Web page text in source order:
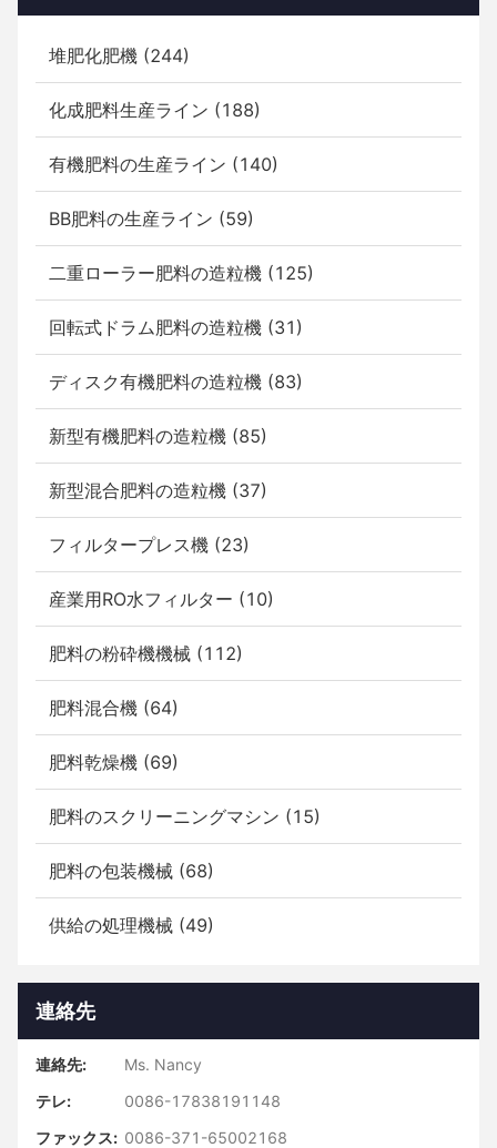
堆肥化肥機 (244)
化成肥料生産ライン (188)
有機肥料の生産ライン (140)
BB肥料の生産ライン (59)
二重ローラー肥料の造粒機 (125)
回転式ドラム肥料の造粒機 (31)
ディスク有機肥料の造粒機 (83)
新型有機肥料の造粒機 (85)
新型混合肥料の造粒機 (37)
フィルタープレス機 (23)
産業用RO水フィルター (10)
肥料の粉砕機機械 (112)
肥料混合機 (64)
肥料乾燥機 (69)
肥料のスクリーニングマシン (15)
肥料の包装機械 (68)
供給の処理機械 (49)
連絡先
連絡先:
Ms. Nancy
テレ:
0086-17838191148
ファックス: 0086-371-65002168